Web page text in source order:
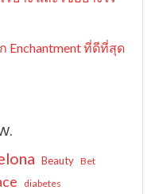
Enchantment ที่ดีที่สุด
Beauty Bet
diabetes